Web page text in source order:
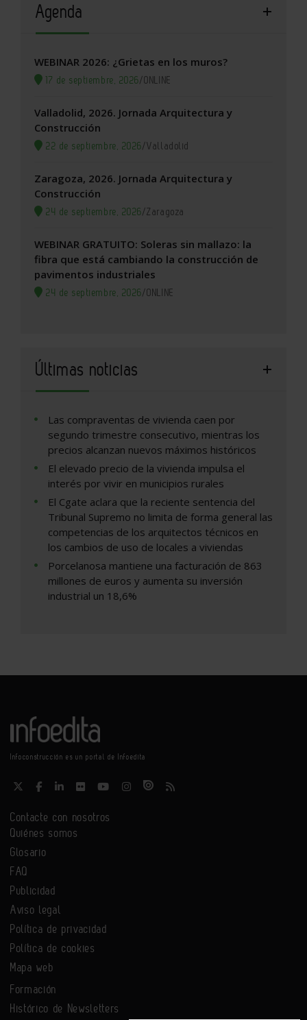
Agenda
WEBINAR 2026: ¿Grietas en los muros?
17 de septiembre, 2026/ONLINE
Valladolid, 2026. Jornada Arquitectura y
Construcción
22 de septiembre, 2026/Valladolid
Zaragoza, 2026. Jornada Arquitectura y
Construcción
24 de septiembre, 2026/Zaragoza
WEBINAR GRATUITO: Soleras sin mallazo: la
fibra que está cambiando la construcción de
pavimentos industriales
24 de septiembre, 2026/ONLINE
Últimas noticias
Las compraventas de vivienda caen por
segundo trimestre consecutivo, mientras los
precios alcanzan nuevos máximos históricos
El elevado precio de la vivienda impulsa el
interés por vivir en municipios rurales
El Cgate aclara que la reciente sentencia del
Tribunal Supremo no limita de forma general las
competencias de los arquitectos técnicos en
los cambios de uso de locales a viviendas
Porcelanosa mantiene una facturación de 863
millones de euros y aumenta su inversión
industrial un 18,6%
Infoconstrucción es un portal de Infoedita
Contacte con nosotros
Quiénes somos
Glosario
FAQ
Publicidad
Aviso legal
Política de privacidad
Política de cookies
Mapa web
Formación
Histórico de Newsletters